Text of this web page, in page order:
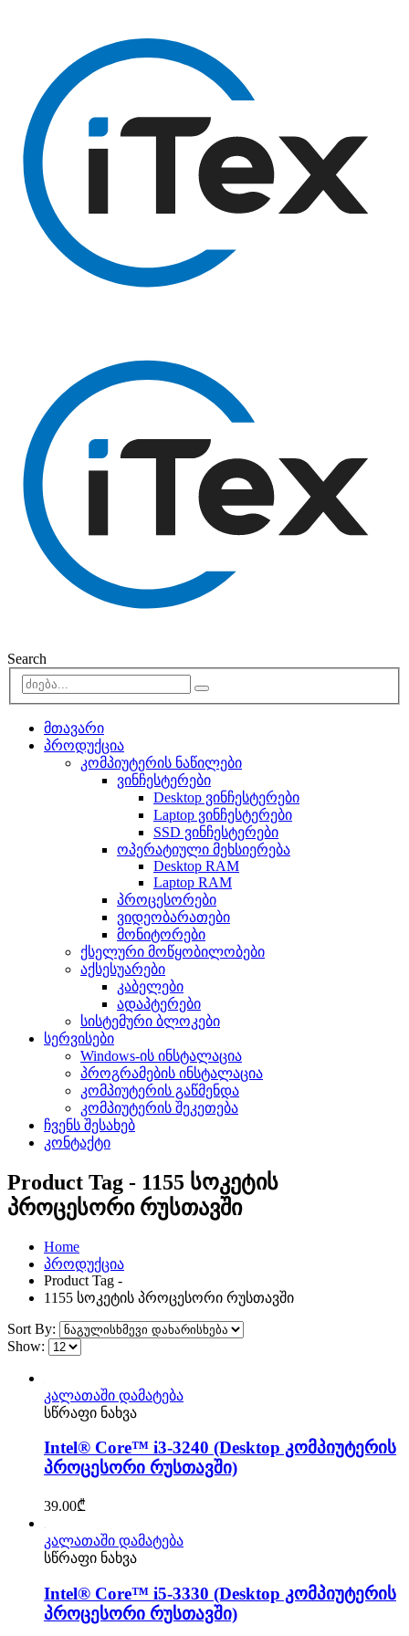
Search
მთავარი
პროდუქცია
კომპიუტერის ნაწილები
ვინჩესტერები
Desktop ვინჩესტერები
Laptop ვინჩესტერები
SSD ვინჩესტერები
ოპერატიული მეხსიერება
Desktop RAM
Laptop RAM
პროცესორები
ვიდეობარათები
მონიტორები
ქსელური მოწყობილობები
აქსესუარები
კაბელები
ადაპტერები
სისტემური ბლოკები
სერვისები
Windows-ის ინსტალაცია
პროგრამების ინსტალაცია
კომპიუტერის გაწმენდა
კომპიუტერის შეკეთება
ჩვენს შესახებ
კონტაქტი
Product Tag - 1155 სოკეტის
პროცესორი რუსთავში
Home
პროდუქცია
Product Tag -
1155 სოკეტის პროცესორი რუსთავში
Sort By:
Show:
კალათაში დამატება
სწრაფი ნახვა
Intel® Core™ i3-3240 (Desktop კომპიუტერის
პროცესორი რუსთავში)
39.00₾
კალათაში დამატება
სწრაფი ნახვა
Intel® Core™ i5-3330 (Desktop კომპიუტერის
პროცესორი რუსთავში)